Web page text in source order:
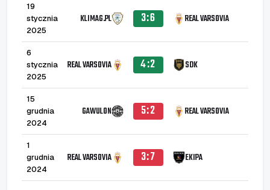
19
stycznia
2025
KLIMAG.PL 3:6 REAL VARSOVIA
6
stycznia
2025
REAL VARSOVIA 4:2 SDK
15
grudnia
2024
GAWULON 5:2 REAL VARSOVIA
1
grudnia
2024
REAL VARSOVIA 3:7 EKIPA